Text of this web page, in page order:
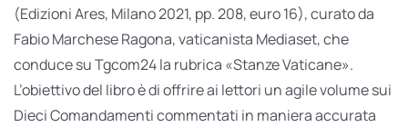
(Edizioni Ares, Milano 2021, pp. 208, euro 16), curato da
Fabio Marchese Ragona, vaticanista Mediaset, che
conduce su Tgcom24 la rubrica «Stanze Vaticane».
L’obiettivo del libro è di offrire ai lettori un agile volume sui
Dieci Comandamenti commentati in maniera accurata